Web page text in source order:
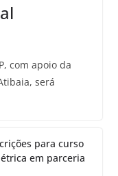
com apoio da
será
para curso
em parceria